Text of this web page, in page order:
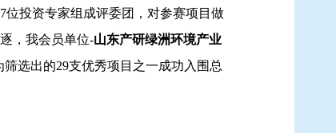
投资专家组成评委团，对参赛项目做
，我会员单位-山东产研绿洲环境产业
选出的29支优秀项目之一成功入围总